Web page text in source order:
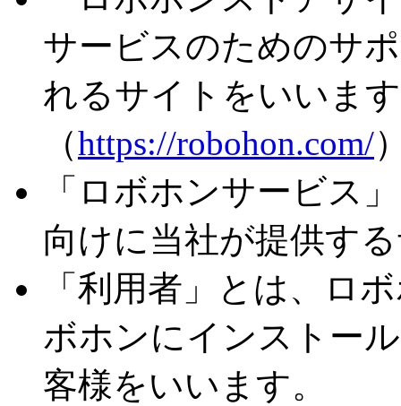
サービスのためのサ
れるサイトをいいま
（https://robohon.com/
「ロボホンサービス
向けに当社が提供す
「利用者」とは、ロ
ボホンにインストー
客様をいいます。